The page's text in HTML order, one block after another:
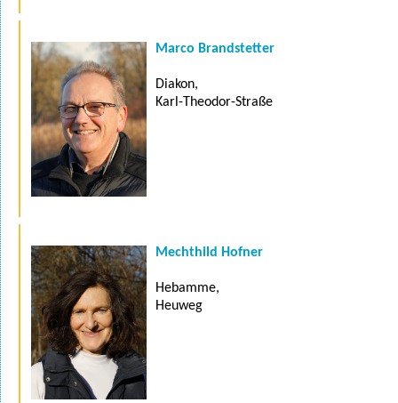
Marco Brandstetter
Diakon,
Karl-Theodor-Straße
Mechthild Hofner
Hebamme,
Heuweg